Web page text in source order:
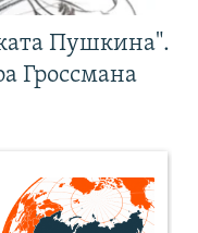
Пушкина".
Гроссмана